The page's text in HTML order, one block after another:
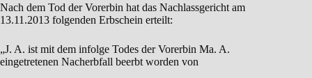
Nach dem Tod der Vorerbin hat das Nachlassgericht am
13.11.2013 folgenden Erbschein erteilt:
„J. A. ist mit dem infolge Todes der Vorerbin Ma. A.
eingetretenen Nacherbfall beerbt worden von